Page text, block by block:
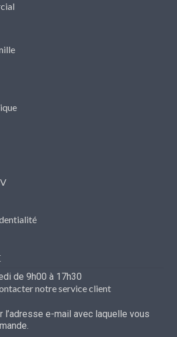
de 9h00 à 17h30
notre service client
l’adresse e-mail avec laquelle vous